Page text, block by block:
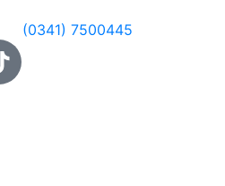
(0341) 7500445